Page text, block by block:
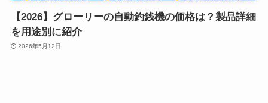
【2026】グローリーの自動釣銭機の価格は？製品詳細
を用途別に紹介
2026年5月12日